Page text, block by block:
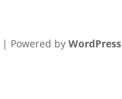
| Powered byWordPress